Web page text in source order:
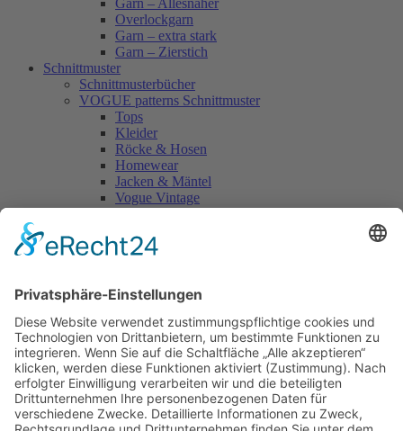
Overlockgarn
Garn – extra stark
Garn – Zierstich
Schnittmuster
Schnittmusterbücher
VOGUE patterns Schnittmuster
Tops
Kleider
Röcke & Hosen
Homewear
Jacken & Mäntel
Vogue Vintage
Accessoires
Kleider
Homewear
Jacken & Mäntel
Curvy
Herren
Kids
Burda Fantasy
Accessoires & Deko